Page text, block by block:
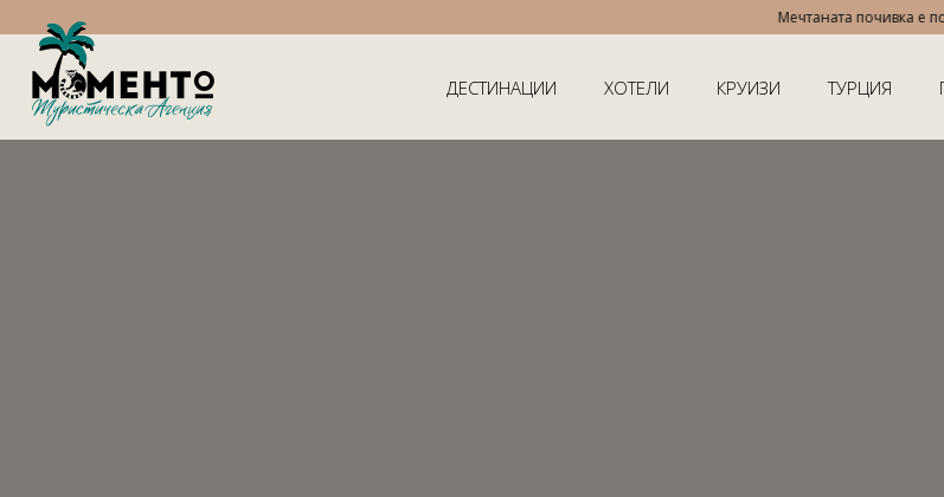
Мечтаната почивка е по-
ДЕСТИНАЦИИ ХОТЕЛИ КРУИЗИ ТУРЦИЯ